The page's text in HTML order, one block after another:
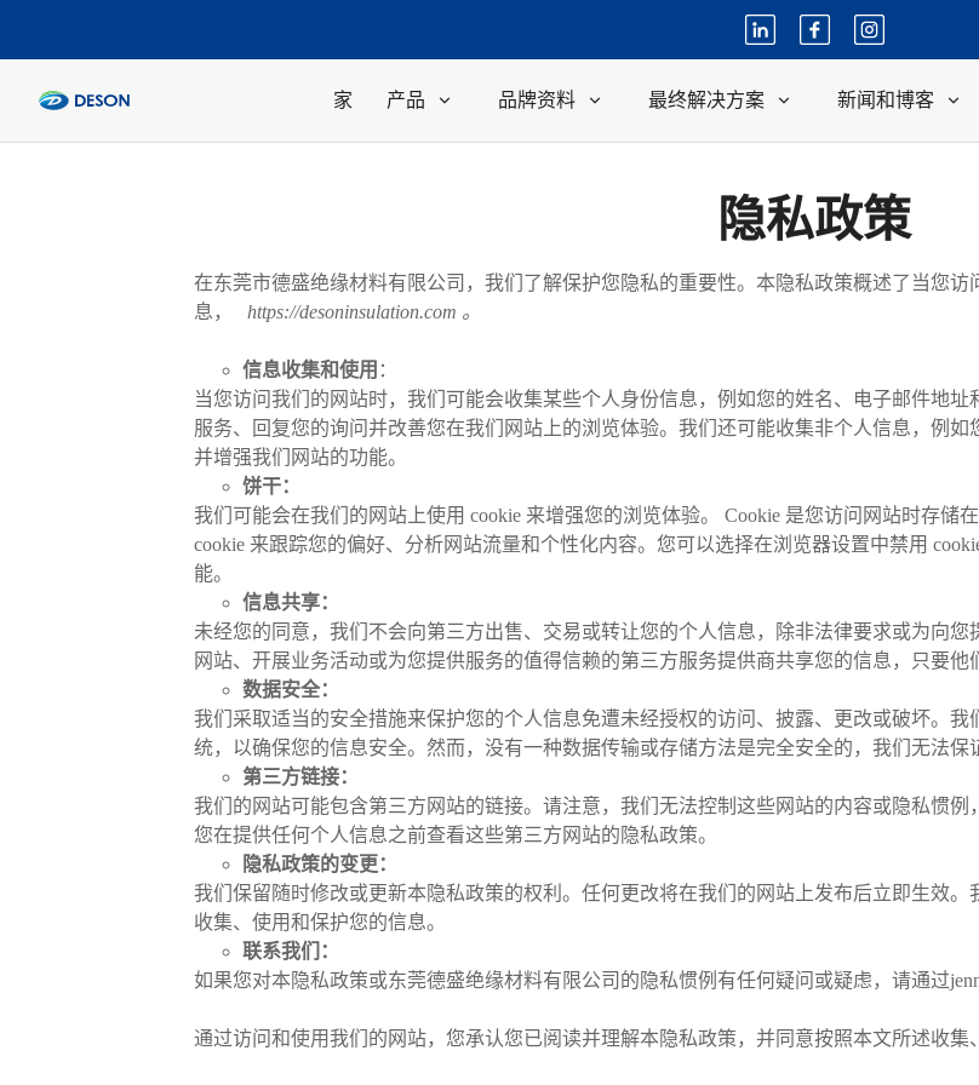
家 产品 品牌资料 最终解决方案 新闻和博客
隐私政策
在东莞市德盛绝缘材料有限公司，我们了解保护您隐私的重要性。本隐私政策概述了当您
息，
https://desoninsulation.com 。
信息收集和使用 ：
当您访问我们的网站时，我们可能会收集某些个人身份信息，例如您的姓名、电子邮件地
服务、回复您的询问并改善您在我们网站上的浏览体验。我们还可能收集非个人信息，例
并增强我们网站的功能。
饼干：
我们可能会在我们的网站上使用 cookie 来增强您的浏览体验。 Cookie 是您访问网站时存储
cookie 来跟踪您的偏好、分析网站流量和个性化内容。您可以选择在浏览器设置中禁用
能。
信息共享：
未经您的同意，我们不会向第三方出售、交易或转让您的个人信息，除非法律要求或为向
网站、开展业务活动或为您提供服务的值得信赖的第三方服务提供商共享您的信息，只要他
数据安全：
我们采取适当的安全措施来保护您的个人信息免遭未经授权的访问、披露、更改或破坏。
统，以确保您的信息安全。然而，没有一种数据传输或存储方法是完全安全的，我们无法保
第三方链接：
我们的网站可能包含第三方网站的链接。请注意，我们无法控制这些网站的内容或隐私惯
您在提供任何个人信息之前查看这些第三方网站的隐私政策。
隐私政策的变更：
我们保留随时修改或更新本隐私政策的权利。任何更改将在我们的网站上发布后立即生效
收集、使用和保护您的信息。
联系我们：
如果您对本隐私政策或东莞德盛绝缘材料有限公司的隐私惯例有任何疑问或疑虑，请通过
通过访问和使用我们的网站，您承认您已阅读并理解本隐私政策，并同意按照本文所述收集